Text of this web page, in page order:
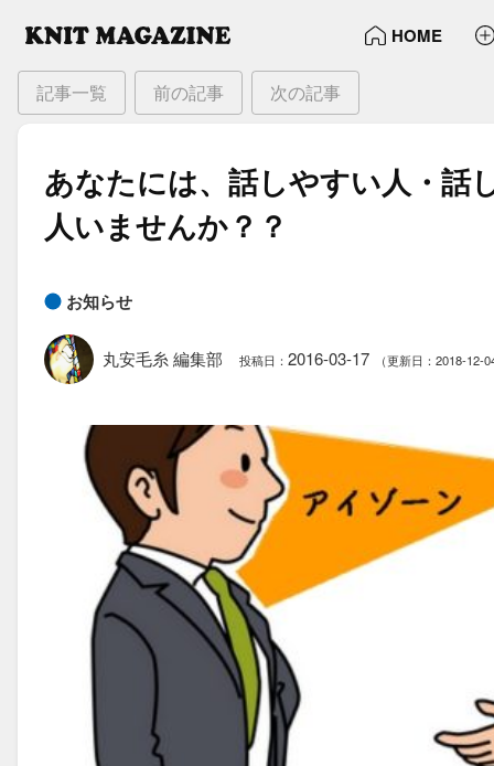
HOME
記事一覧 前の記事 次の記事
あなたには、​話しやすい​人・話
人いませんか？？
お知らせ
丸安毛糸 編集部 投稿日： 2016-03-17 （更新日：2018-12-